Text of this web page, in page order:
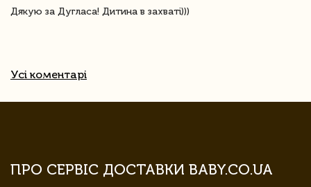
Дякую за Дугласа! Дитина в захваті)))
Усі коментарі
ПРО СЕРВІС ДОСТАВКИ BABY.CO.UA